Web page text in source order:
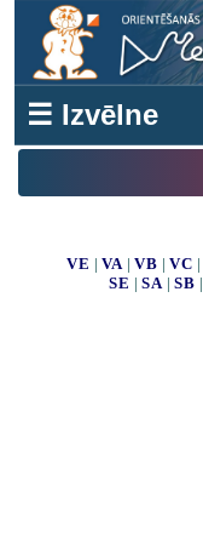
☰ Izvēlne
VE | VA | VB | VC |
SE | SA| SB |